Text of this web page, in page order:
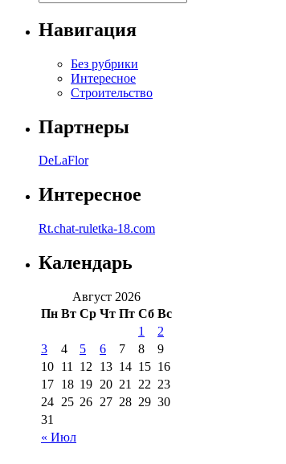
Навигация
Без рубрики
Интересное
Строительство
Партнеры
DeLaFlor
Интересное
Rt.chat-ruletka-18.com
Календарь
Август 2026
Пн Вт Ср Чт Пт Сб Вс
« Июл
1
2
3
4 5 6 7 8
9
10 11 12 13 14 15 16
17 18 19 20 21 22 23
24 25 26 27 28 29 30
31